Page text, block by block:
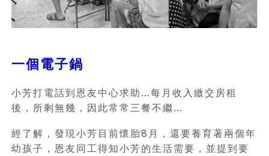
一個電子鍋
小芳打電話到恩友中心求助…每月收入繳交房租
後，所剩無幾，因此常常三餐不繼…
經了解，發現小芳目前懷胎8月，還要養育著兩個年
幼孩子，恩友同工得知小芳的生活需要，並提到要